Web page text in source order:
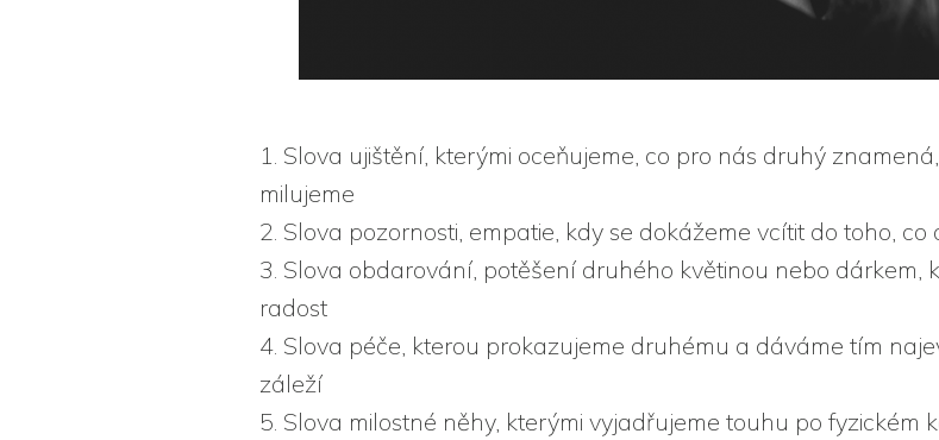
1. Slova ujištění, kterými oceňujeme, co pro nás druhý
milujeme
2. Slova pozornosti, empatie, kdy se dokážeme vcítit do toho,
3. Slova obdarování, potěšení druhého květinou nebo dárkem,
radost
4. Slova péče, kterou prokazujeme druhému a dáváme tím
záleží
5. Slova milostné něhy, kterými vyjadřujeme touhu po fyzickém